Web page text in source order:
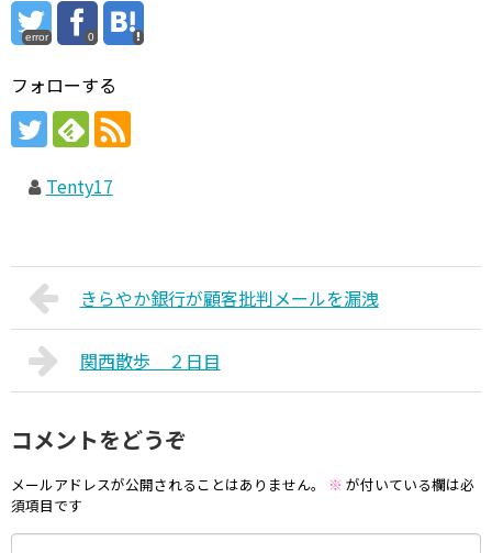
error 0
フォローする
Tenty17
きらやか銀行が顧客批判メールを漏洩
関西散歩 ２日目
コメントをどうぞ
メールアドレスが公開されることはありません。 ※ が付いている欄は必
須項目です